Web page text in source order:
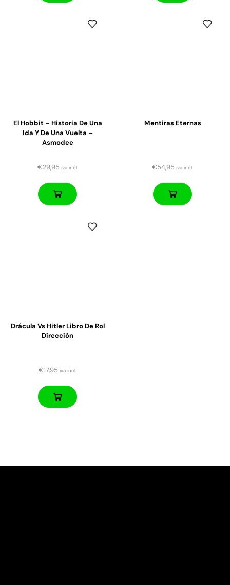
El Hobbit – Historia De Una
Ida Y De Una Vuelta –
Asmodee
€29,95 iva incl.
Mentiras Eternas
€54,95 iva incl.
Drácula Vs Hitler Libro De Rol
Dirección
€17,95 iva incl.